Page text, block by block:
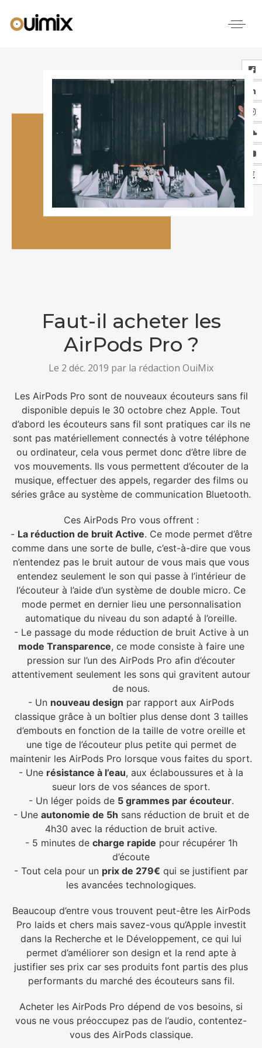
Faut-il acheter les
AirPods Pro ?
Le 2 déc. 2019 par la rédaction OuiMix
Les AirPods Pro sont de nouveaux écouteurs sans fil
disponible depuis le 30 octobre chez Apple. Tout
d’abord les écouteurs sans fil sont pratiques car ils ne
sont pas matériellement connectés à votre téléphone
ou ordinateur, cela vous permet donc d’être libre de
vos mouvements. Ils vous permettent d’écouter de la
musique, effectuer des appels, regarder des films ou
séries grâce au système de communication Bluetooth.
Ces AirPods Pro vous offrent :
- La réduction de bruit Active. Ce mode permet d’être
comme dans une sorte de bulle, c’est-à-dire que vous
n’entendez pas le bruit autour de vous mais que vous
entendez seulement le son qui passe à l’intérieur de
l’écouteur à l’aide d’un système de double micro. Ce
mode permet en dernier lieu une personnalisation
automatique du niveau du son adapté à l’oreille.
- Le passage du mode réduction de bruit Active à un
mode Transparence, ce mode consiste à faire une
pression sur l’un des AirPods Pro afin d’écouter
attentivement seulement les sons qui gravitent autour
de nous.
- Un nouveau design par rapport aux AirPods
classique grâce à un boîtier plus dense dont 3 tailles
d’embouts en fonction de la taille de votre oreille et
une tige de l’écouteur plus petite qui permet de
maintenir les AirPods Pro lorsque vous faites du sport.
- Une résistance à l’eau, aux éclaboussures et à la
sueur lors de vos séances de sport.
- Un léger poids de 5 grammes par écouteur.
- Une autonomie de 5h sans réduction de bruit et de
4h30 avec la réduction de bruit active.
- 5 minutes de charge rapide pour récupérer 1h
d’écoute
- Tout cela pour un prix de 279€ qui se justifient par
les avancées technologiques.
Beaucoup d’entre vous trouvent peut-être les AirPods
Pro laids et chers mais savez-vous qu’Apple investit
dans la Recherche et le Développement, ce qui lui
permet d’améliorer son design et la rend apte à
justifier ses prix car ses produits font partis des plus
performants du marché des écouteurs sans fil.
Acheter les AirPods Pro dépend de vos besoins, si
vous ne vous préoccupez pas de l’audio, contentez-
vous des AirPods classique.